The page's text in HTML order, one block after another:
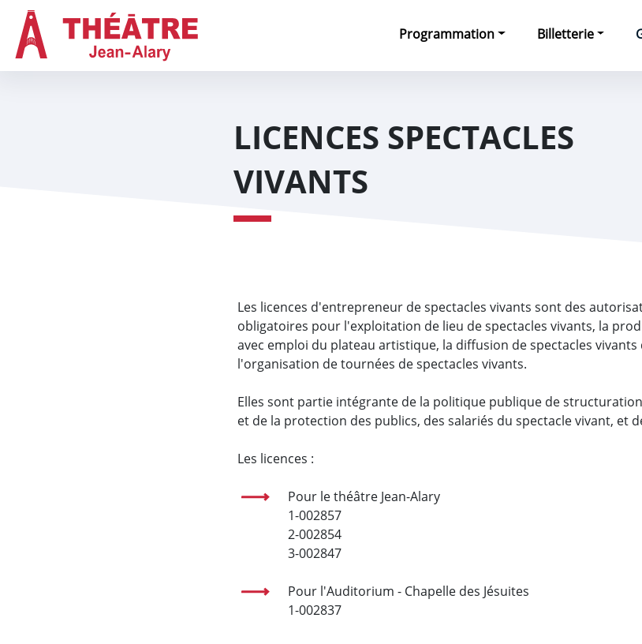
Aller au contenu
Aller au menu Navigation principale Programmation Billetterie
LICENCES SPECTACLES
VIVANTS
Les licences d'entrepreneur de spectacles vivants sont des
obligatoires pour l'exploitation de lieu de spectacles vivants, la
avec emploi du plateau artistique, la diffusion de spectacles
l'organisation de tournées de spectacles vivants.
Elles sont partie intégrante de la politique publique de
et de la protection des publics, des salariés du spectacle vivant, et
Les licences :
Pour le théâtre Jean-Alary
1-002857
2-002854
3-002847
Pour l'Auditorium - Chapelle des Jésuites
1-002837
Panneau de gestion des cookies